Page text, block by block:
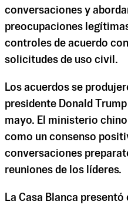
conversaciones y
preocupaciones
controles de acuerdo
solicitudes de uso civil.
Los acuerdos se
presidente Donald Trump
mayo. El ministerio
como un consenso
conversaciones
reuniones de los líderes.
La Casa Blanca